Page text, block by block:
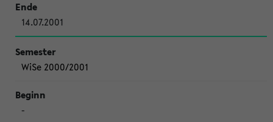
14.07.2001
WiSe 2000/2001
-